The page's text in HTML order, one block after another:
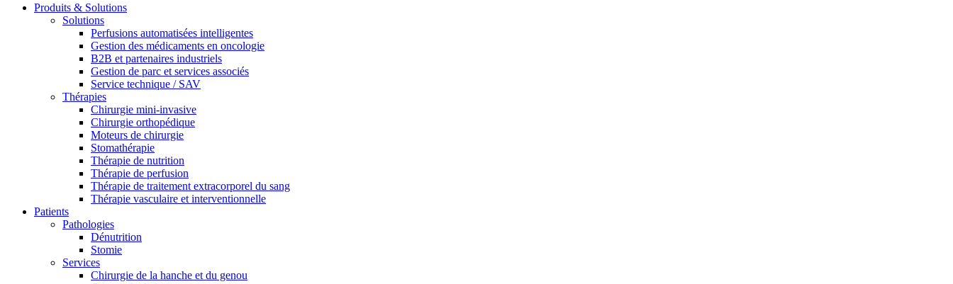
Contactez-nous
Produits & Solutions
Solutions
Perfusions automatisées intelligentes
Gestion des médicaments en oncologie
B2B et partenaires industriels
Gestion de parc et services associés
Service technique / SAV
Thérapies
Chirurgie mini-invasive
Chirurgie orthopédique
Moteurs de chirurgie
Stomathérapie
Thérapie de nutrition
Thérapie de perfusion
Thérapie de traitement extracorporel du sang
Thérapie vasculaire et interventionnelle
Patients
Pathologies
Dénutrition
Stomie
Services
Chirurgie de la hanche et du genou